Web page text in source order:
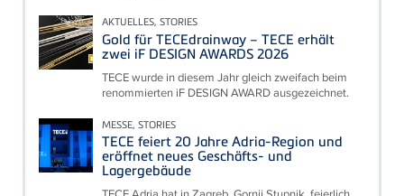
AKTUELLES, STORIES
Gold für TECEdrainway – TECE erhält
zwei iF DESIGN AWARDS 2026
TECE wurde in diesem Jahr gleich zweifach beim
renommierten iF DESIGN AWARD ausgezeichnet.
MESSE, STORIES
TECE feiert 20 Jahre Adria-Region und
eröffnet neues Geschäfts- und
Lagergebäude